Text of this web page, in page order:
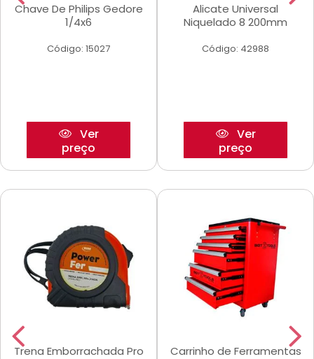
Chave De Philips Gedore
1/4x6
Código: 15027
Ver
preço
Alicate Universal
Niquelado 8 200mm
Código: 42988
Ver
preço
Trena Emborrachada Pro
Carrinho de Ferramentas